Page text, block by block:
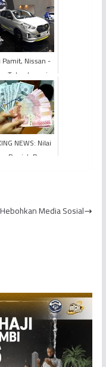
Nissan -
Tetap Layani
Hingga 10
Tahun
NEWS: Nilai
Rupiah Rp
Media Sosial